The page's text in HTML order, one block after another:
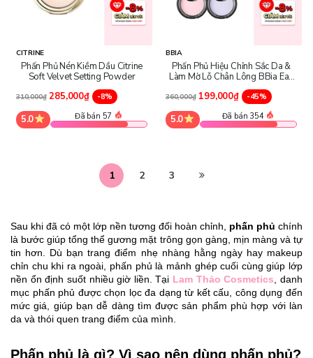
CITRINE
Phấn Phủ Nén Kiềm Dầu Citrine
Soft Velvet Setting Powder
310,000₫ 285,000₫ -8%
5.0 Đã bán 57
BBIA
Phấn Phủ Hiệu Chỉnh Sắc Da &
Làm Mờ Lỗ Chân Lông BBia Eau
Powder Pact
360,000₫ 199,000₫ -45%
5.0 Đã bán 354
1 2 3
Sau khi đã có một lớp nền tương đối hoàn chỉnh, phấn phủ chính
là bước giúp tổng thể gương mặt trông gọn gàng, mịn màng và tự
tin hơn. Dù bạn trang điểm nhẹ nhàng hằng ngày hay makeup
chỉn chu khi ra ngoài, phấn phủ là mảnh ghép cuối cùng giúp lớp
nền ổn định suốt nhiều giờ liền. Tại Lam Thảo Cosmetics , danh
mục phấn phủ được chọn lọc đa dạng từ kết cấu, công dụng đến
mức giá, giúp bạn dễ dàng tìm được sản phẩm phù hợp với làn
da và thói quen trang điểm của mình.
Phấn phủ là gì? Vì sao nên dùng phấn phủ?